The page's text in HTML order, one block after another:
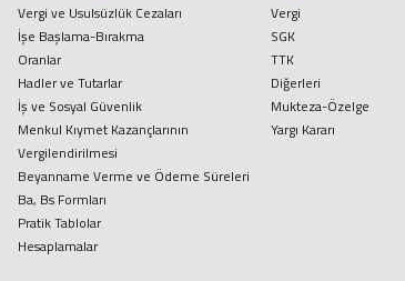
Vergi ve Usulsüzlük Cezaları
İşe Başlama-Bırakma
Oranlar
Hadler ve Tutarlar
İş ve Sosyal Güvenlik
Menkul Kıymet Kazançlarının
Vergilendirilmesi
Beyanname Verme ve Ödeme Süreleri
Ba, Bs Formları
Pratik Tablolar
Hesaplamalar
Vergi
SGK
TTK
Diğerleri
Mukteza-Özelge
Yargı Kararı